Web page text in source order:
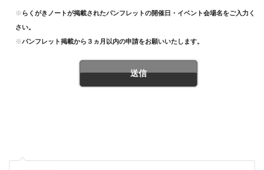
※ らくがきノートが掲載されたパンフレットの開催日・イベント会場名をご入力くだ
さい。
※パンフレット掲載から３ヵ月以内の申請をお願いいたします。